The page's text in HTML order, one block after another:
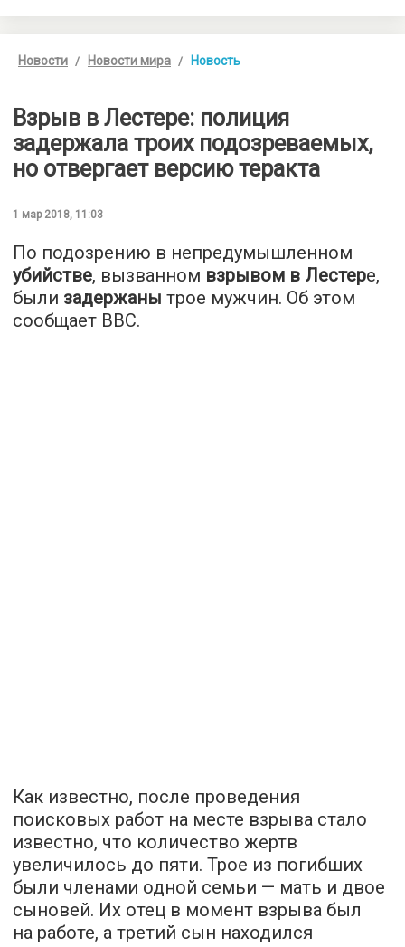
Новости Новости мира Новость
Взрыв в Лестере: полиция
задержала троих подозреваемых,
но отвергает версию теракта
1 мар 2018, 11:03
По подозрению в непредумышленном
убийстве, вызванном взрывом в Лестере,
были задержаны трое мужчин. Об этом
сообщает ВВС.
Как известно, после проведения
поисковых работ на месте взрыва стало
известно, что количество жертв
увеличилось до пяти. Трое из погибших
были членами одной семьи — мать и двое
сыновей. Их отец в момент взрыва был
на работе, а третий сын находился